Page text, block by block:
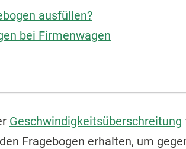
ausfüllen?
bei Firmenwagen
Geschwindigkeitsüberschreitung
Fragebogen erhalten, um